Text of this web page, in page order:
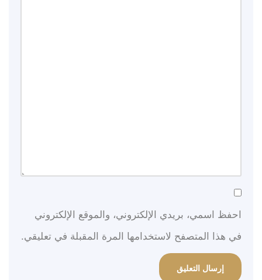
احفظ اسمي، بريدي الإلكتروني، والموقع الإلكتروني
في هذا المتصفح لاستخدامها المرة المقبلة في تعليقي.